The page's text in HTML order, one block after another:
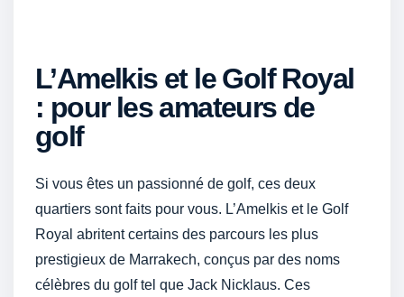
L’Amelkis et le Golf Royal
: pour les amateurs de
golf
Si vous êtes un passionné de golf, ces deux
quartiers sont faits pour vous. L’Amelkis et le Golf
Royal abritent certains des parcours les plus
prestigieux de Marrakech, conçus par des noms
célèbres du golf tel que Jack Nicklaus. Ces